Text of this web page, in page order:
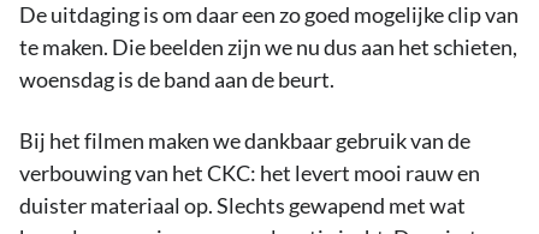
De uitdaging is om daar een zo goed mogelijke clip van
te maken. Die beelden zijn we nu dus aan het schieten,
woensdag is de band aan de beurt.
Bij het filmen maken we dankbaar gebruik van de
verbouwing van het CKC: het levert mooi rauw en
duister materiaal op. Slechts gewapend met wat